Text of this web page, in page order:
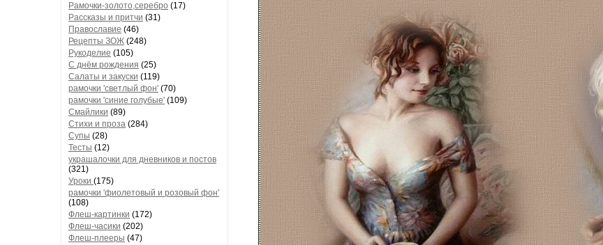
Рамочки-золото,серебро (17)
Рассказы и притчи (31)
Православие (46)
Рецепты ЗОЖ (248)
Рукоделие (105)
С днём рождения (25)
Салаты и закуски (119)
рамочки 'светлый фон' (70)
рамочки 'синие голубые' (109)
Смайлики (89)
Стихи и проза (284)
Супы (28)
Тесты (12)
украшалочки для дневников и постов
(321)
Уроки (175)
рамочки 'фиолетовый и розовый фон'
(108)
Флеш-картинки (172)
Флеш-часики (202)
Флеш-плееры (47)